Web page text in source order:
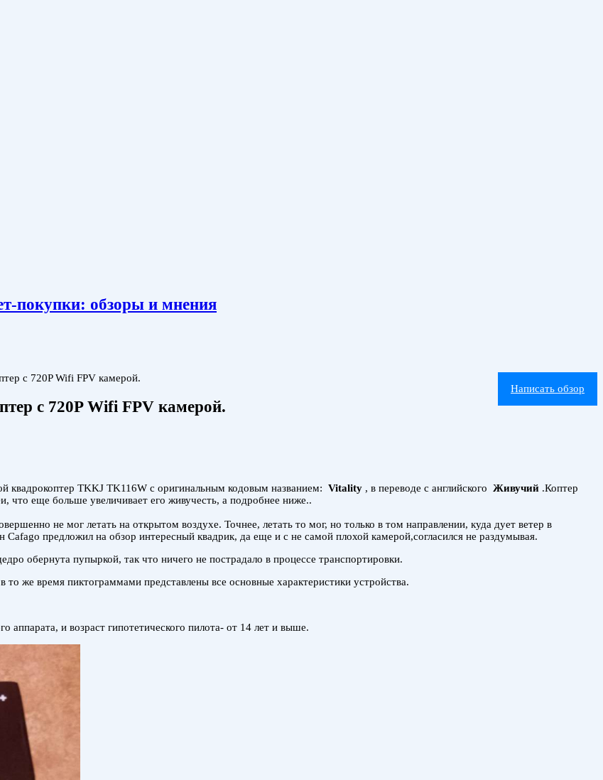
покупки: обзоры и мнения
Написать обзор
с 720P Wifi FPV камерой.
с 720P Wifi FPV камерой.
квадрокоптер TKKJ TK116W с оригинальным кодовым названием: Vitality , в переводе с английского Живучий .Коптер
что еще больше увеличивает его живучесть, а подробнее ниже..
не мог летать на открытом воздухе. Точнее, летать то мог, но только в том направлении, куда дует ветер в
предложил на обзор интересный квадрик, да еще и с не самой плохой камерой,согласился не раздумывая.
обернута пупыркой, так что ничего не пострадало в процессе транспортировки.
же время пиктограммами представлены все основные характеристики устройства.
аппарата, и возраст гипотетического пилота- от 14 лет и выше.